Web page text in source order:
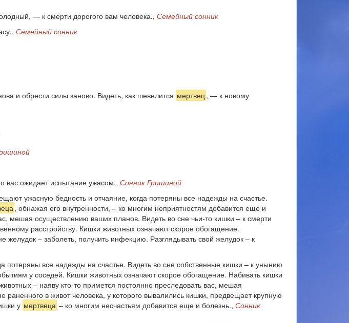
— к смерти дорогого вам человека., Семейный сонник
Семейный сонник
и обрести силы заново. Видеть, как шевелится мертвец, — к новому
вас ожидает испытание ужасом., Сонник Гришиной
ужасную бедность и отчаяние, когда потеряны все надежды на счастье.
, обнажая его внутренности, – ко многим неприятностям добавится еще и
мешая осуществлению ваших планов. Видеть во сне чьи-то кишки – к смерти
расстройству. Кишки животных означают скорое обогащение.
– заболеть, получить инфекцию. Разглядывать свой желудок – к
потеряны все надежды на счастье. Видеть во сне собственные кишки – к унынию
у соседей. Кишки животных означают скорое обогащение. Набивать кишки
– наяву кто-то примется постоянно преследовать вас, мешая
в живот человека, у которого вывалились кишки, предвещает крупную
у мертвеца – ко многим несчастьям добавится еще и болезнь., Сонник